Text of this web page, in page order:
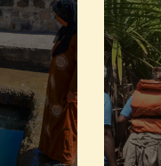
América
años para
a la
de